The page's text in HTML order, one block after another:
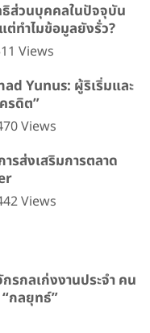
ธิส่วนบุคคลในปัจจุบัน
ต่ทำไมข้อมูลยังรั่ว?
Views
Yunus: ผู้ริเริ่มและ
รดิต”
Views
รส่งเสริมการตลาด
Views
รกลเก่งงานประจำ คน
“กลยุทธ์”